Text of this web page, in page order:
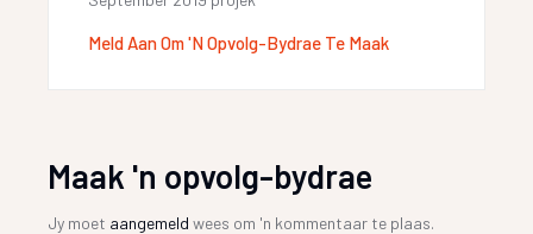
Meld Aan Om 'n Opvolg-Bydrae Te Maak
Maak 'n opvolg-bydrae
Jy moet aangemeld wees om 'n kommentaar te plaas.